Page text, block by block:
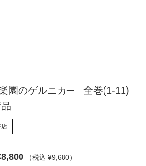
園のゲルニカ─ 全巻(1-11)
店
（税込 ¥9,680）